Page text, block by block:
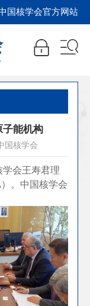
国核学会官方网站
能机构
国核学会
会王寿君理
。中国核学会